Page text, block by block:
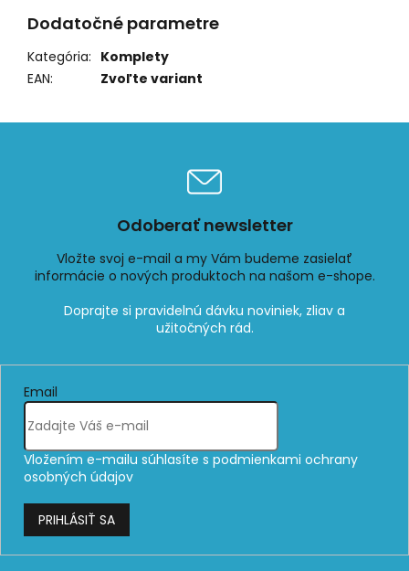
Dodatočné parametre
Kategória: Komplety
EAN: Zvoľte variant
Odoberať newsletter
Vložte svoj e-mail a my Vám budeme zasielať
informácie o nových produktoch na našom e-shope.
Email
Vložením e-mailu súhlasíte s podmienkami ochrany
osobných údajov
PRIHLÁSIŤ SA